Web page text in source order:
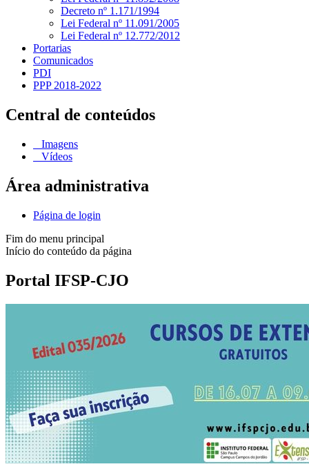
Decreto nº 1.171/1994
Lei Federal nº 11.091/2005
Lei Federal nº 12.772/2012
Portarias
Comunicados
PDI
PPP 2018-2022
Central de conteúdos
Imagens
Vídeos
Área administrativa
Página de login
Fim do menu principal
Início do conteúdo da página
Portal IFSP-CJO